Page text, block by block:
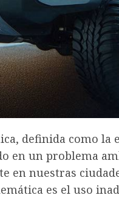
definida como la
en un problema
en nuestras
es el uso